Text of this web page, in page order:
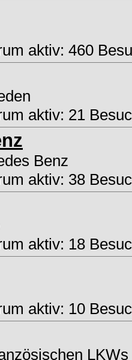
aktiv: 460
aktiv: 21
Benz
aktiv: 38
aktiv: 18
aktiv: 10
LKWs